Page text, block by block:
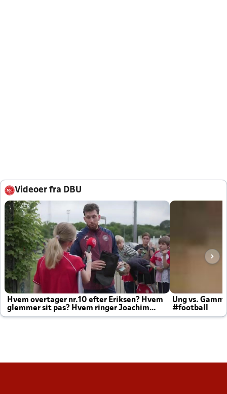
Videoer fra DBU
Hvem overtager nr.10 efter Eriksen? Hvem
glemmer sit pas? Hvem ringer Joachim
altid til efter kampe?
Ung vs.
#football